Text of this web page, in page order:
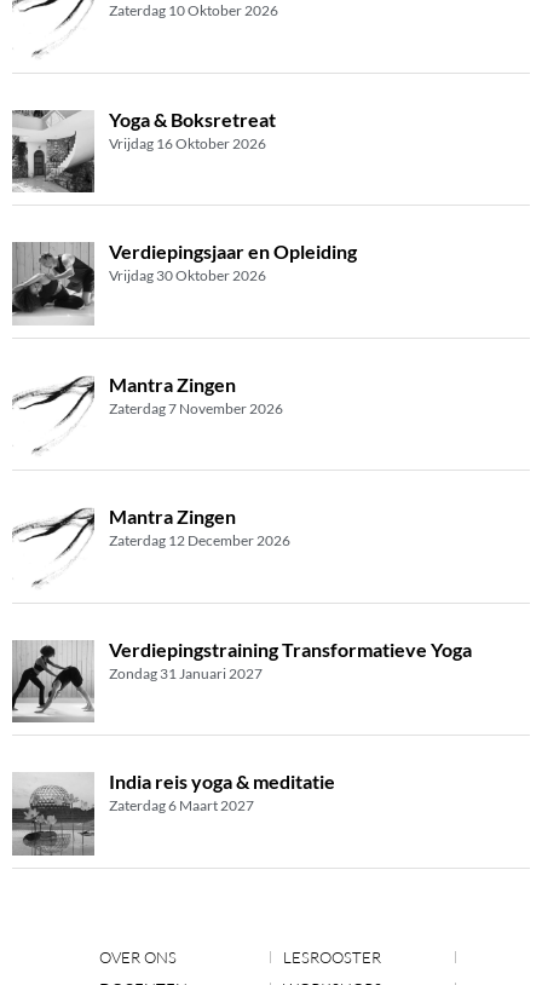
Zaterdag 10 Oktober 2026
Yoga & Boksretreat
Vrijdag 16 Oktober 2026
Verdiepingsjaar en Opleiding
Vrijdag 30 Oktober 2026
Mantra Zingen
Zaterdag 7 November 2026
Mantra Zingen
Zaterdag 12 December 2026
Verdiepingstraining Transformatieve Yoga
Zondag 31 Januari 2027
India reis yoga & meditatie
Zaterdag 6 Maart 2027
OVER ONS
LESROOSTER